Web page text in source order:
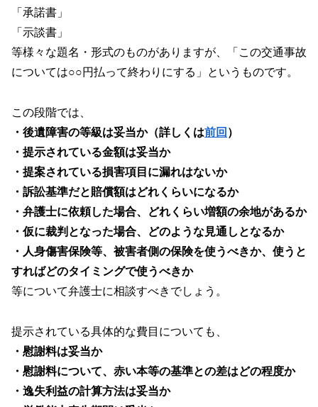
「承諾書」
「示談書」
等様々な題名・形式のものがありますが、「この交通事故
については○○円払って終わりにする」というものです。
この段階では、
・後遺障害の等級は妥当か（詳しくは前回 ）
・提示されている金額は妥当か
・提案されている損害項目に漏れはないか
・訴訟基準だと賠償額はどれくらいになるか
・弁護士に依頼した場合、どれくらい増額の余地があるか
・仮に裁判となった場合、どのような見通しとなるか
・人身傷害保険等、被害者側の保険を使うべきか、使うと
すればどのタイミングで使うべきか
等について弁護士に相談すべきでしょう。
提示されている具体的な費目についても、
・慰謝料は妥当か
・慰謝料について、赤い本等の基準との差はどの程度か
・逸失利益の計算方法は妥当か